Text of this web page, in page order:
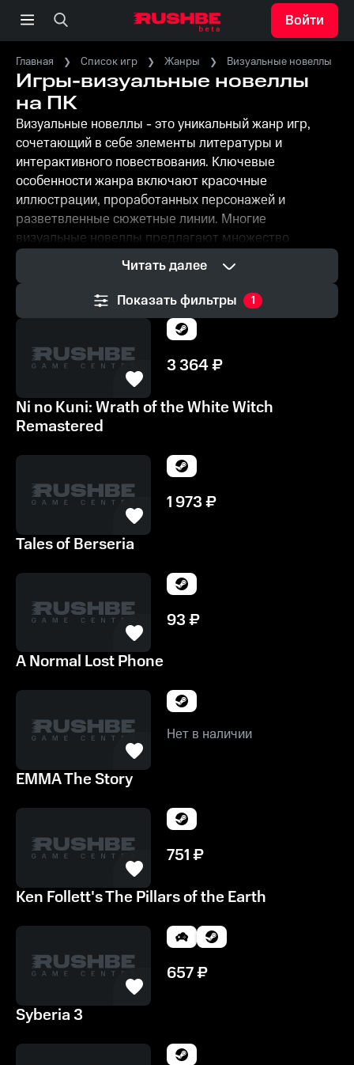
Войти
Главная Список игр Жанры Визуальные новеллы
Игры-визуальные новеллы
на ПК
Визуальные новеллы - это уникальный жанр игр,
сочетающий в себе элементы литературы и
интерактивного повествования. Ключевые
особенности жанра включают красочные
иллюстрации, проработанных персонажей и
разветвленные сюжетные линии. Многие
визуальные новеллы предлагают множество
концовок, что повышает реиграбельность.
Популярные представители жанра демонстрируют,
как визуальные новеллы могут затрагивать глубокие
темы и эмоционально вовлекать игроков. Этот жанр
особенно популярен среди любителей аниме и
манги, но находит поклонников и среди широкой
аудитории, ценящей качественные истории в играх.
Читать далее
Показать фильтры
1
3 364₽
Ni no Kuni: Wrath of the White Witch
Remastered
1 973₽
Tales of Berseria
93₽
A Normal Lost Phone
Нет в наличии
EMMA The Story
751₽
Ken Follett's The Pillars of the Earth
657₽
Syberia 3